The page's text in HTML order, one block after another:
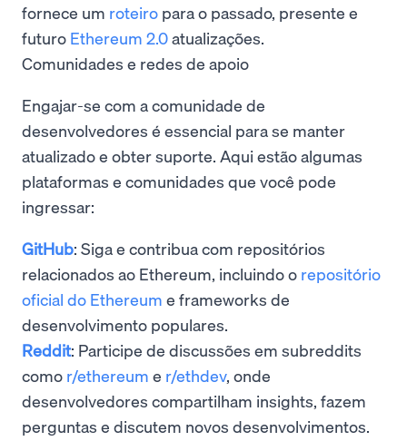
fornece um roteiro para o passado, presente e
futuro Ethereum 2.0atualizações.
Comunidades e redes de apoio
Engajar-se com a comunidade de
desenvolvedores é essencial para se manter
atualizado e obter suporte. Aqui estão algumas
plataformas e comunidades que você pode
ingressar:
GitHub: Siga e contribua com repositórios
relacionados ao Ethereum, incluindo o repositório
oficial do Ethereum e frameworks de
desenvolvimento populares.
Reddit: Participe de discussões em subreddits
como r/ethereum e r/ethdev, onde
desenvolvedores compartilham insights, fazem
perguntas e discutem novos desenvolvimentos.